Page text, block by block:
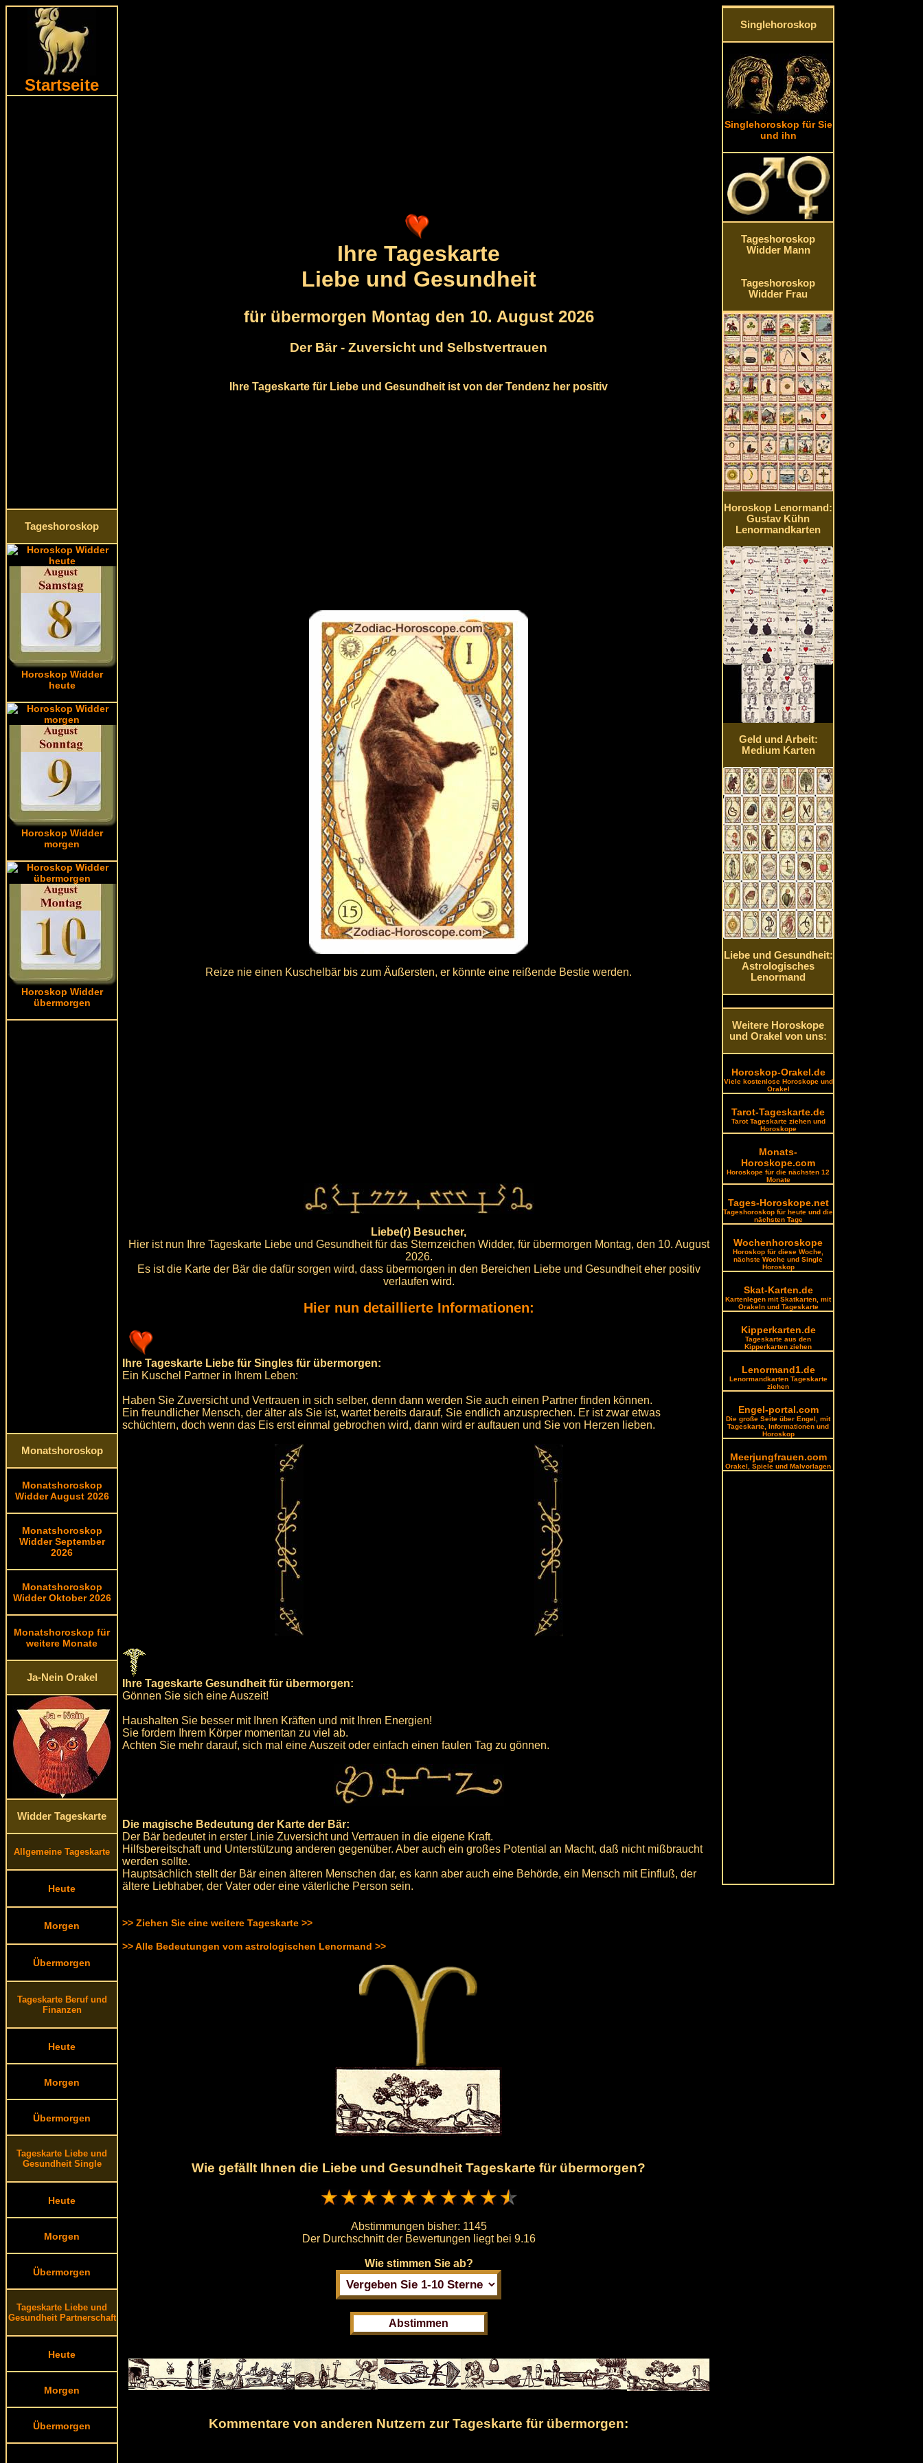
Startseite
Tageshoroskop
Horoskop Widder
heute
Horoskop Widder
morgen
Horoskop Widder
übermorgen
Monatshoroskop
Monatshoroskop
Widder August 2026
Monatshoroskop
Widder September
2026
Monatshoroskop
Widder Oktober 2026
Monatshoroskop für
weitere Monate
Ja-Nein Orakel
Widder Tageskarte
Allgemeine Tageskarte
Heute
Morgen
Übermorgen
Tageskarte Beruf und
Finanzen
Heute
Morgen
Übermorgen
Tageskarte Liebe und
Gesundheit Single
Heute
Morgen
Übermorgen
Tageskarte Liebe und
Gesundheit Partnerschaft
Heute
Morgen
Übermorgen
Ihre Tageskarte
Liebe und Gesundheit
für übermorgen Montag den 10. August 2026
Der Bär - Zuversicht und Selbstvertrauen
Ihre Tageskarte für Liebe und Gesundheit ist von der Tendenz her positiv
Reize nie einen Kuschelbär bis zum Äußersten, er könnte eine reißende Bestie werden.
Liebe(r) Besucher,
Hier ist nun Ihre Tageskarte Liebe und Gesundheit für das Sternzeichen Widder, für übermorgen Montag, den 10. August
2026.
Es ist die Karte der Bär die dafür sorgen wird, dass übermorgen in den Bereichen Liebe und Gesundheit eher positiv
verlaufen wird.
Hier nun detaillierte Informationen:
Ihre Tageskarte Liebe für Singles für übermorgen:
Ein Kuschel Partner in Ihrem Leben:
Haben Sie Zuversicht und Vertrauen in sich selber, denn dann werden Sie auch einen Partner finden können.
Ein freundlicher Mensch, der älter als Sie ist, wartet bereits darauf, Sie endlich anzusprechen. Er ist zwar etwas
schüchtern, doch wenn das Eis erst einmal gebrochen wird, dann wird er auftauen und Sie von Herzen lieben.
Ihre Tageskarte Gesundheit für übermorgen:
Gönnen Sie sich eine Auszeit!
Haushalten Sie besser mit Ihren Kräften und mit Ihren Energien!
Sie fordern Ihrem Körper momentan zu viel ab.
Achten Sie mehr darauf, sich mal eine Auszeit oder einfach einen faulen Tag zu gönnen.
Die magische Bedeutung der Karte der Bär:
Der Bär bedeutet in erster Linie Zuversicht und Vertrauen in die eigene Kraft.
Hilfsbereitschaft und Unterstützung anderen gegenüber. Aber auch ein großes Potential an Macht, daß nicht mißbraucht
werden sollte.
Hauptsächlich stellt der Bär einen älteren Menschen dar, es kann aber auch eine Behörde, ein Mensch mit Einfluß, der
ältere Liebhaber, der Vater oder eine väterliche Person sein.
>> Ziehen Sie eine weitere Tageskarte >>
>> Alle Bedeutungen vom astrologischen Lenormand >>
Wie gefällt Ihnen die Liebe und Gesundheit Tageskarte für übermorgen?
Abstimmungen bisher: 1145
Der Durchschnitt der Bewertungen liegt bei 9.16
Wie stimmen Sie ab?
Kommentare von anderen Nutzern zur Tageskarte für übermorgen:
Singlehoroskop
Singlehoroskop für Sie
und ihn
Tageshoroskop
Widder Mann
Tageshoroskop
Widder Frau
Horoskop Lenormand:
Gustav Kühn
Lenormandkarten
Geld und Arbeit:
Medium Karten
Liebe und Gesundheit:
Astrologisches
Lenormand
Weitere Horoskope
und Orakel von uns:
Horoskop-Orakel.de
Viele kostenlose Horoskope und
Orakel
Tarot-Tageskarte.de
Tarot Tageskarte ziehen und
Horoskope
Monats-
Horoskope.com
Horoskope für die nächsten 12
Monate
Tages-Horoskope.net
Tageshoroskop für heute und die
nächsten Tage
Wochenhoroskope
Horoskop für diese Woche,
nächste Woche und Single
Horoskop
Skat-Karten.de
Kartenlegen mit Skatkarten, mit
Orakeln und Tageskarte
Kipperkarten.de
Tageskarte aus den
Kipperkarten ziehen
Lenormand1.de
Lenormandkarten Tageskarte
ziehen
Engel-portal.com
Die große Seite über Engel, mit
Tageskarte, Informationen und
Horoskop
Meerjungfrauen.com
Orakel, Spiele und Malvorlagen